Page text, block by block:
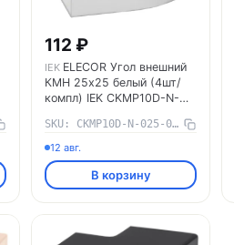
112 ₽
IEK ELECOR Угол внешний
КМН 25х25 белый (4шт/
компл) IEK CKMP10D-N-
SKU: CKMP10D-N-025-025-K01-R
12 авг.
В корзину